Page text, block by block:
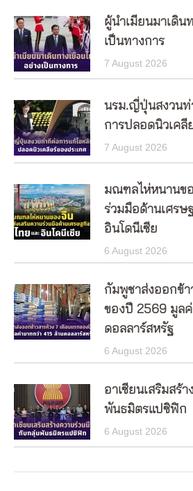
ผู้นำเมียนมาเดิน
เป็นทางการ
7 August 2026
นรม.ญี่ปุ่นสงวนท่
การปลอดนิวเคลี
7 August 2026
มณฑลไห่หนานข
ร่วมมือด้านเศรษ
อินโดนีเซีย
6 August 2026
กัมพูชาส่งออกข้า
ของปี 2569 มูลค่
ดอลลาร์สหรัฐ
6 August 2026
อาเซียนเสริมสร้
พันธมิตรแปซิฟิก
6 August 2026